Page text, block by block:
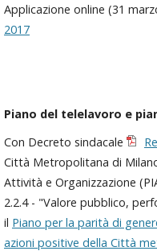
Applicazione online (31
2017
Piano del telelavoro e
Con Decreto sindacale
Città Metropolitana di
Attività e Organizzazione
2.2.4 - "Valore pubblico,
il Piano per la parità di
azioni positive della Città